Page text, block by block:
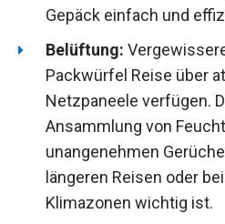
Gepäck einfach und
Belüftung:
Packwürfel Reise über
Netzpaneele verfügen.
Ansammlung von
unangenehmen
längeren Reisen oder
Klimazonen wichtig ist.